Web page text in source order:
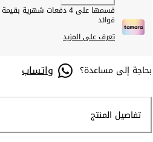
قسمها على 4 دفعات شهرية بقيمة
فوائد
تعرف على المزيد
بحاجة إلى مساعدة؟ واتساب
تفاصيل المنتج